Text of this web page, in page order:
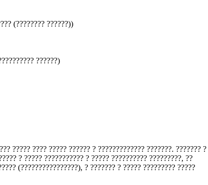
(???????? ??????))
??????)
????? ???? ????? ?????? ? ????????????? ???????. ??????? ?
? ????? ??????????? ? ????? ?????????? ?????????, ??
(????????????????), ? ??????? ? ????? ????????? ?????